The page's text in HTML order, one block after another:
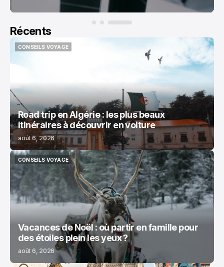
Récents
CONSEILS VOYAGE
Road trip en Algérie : les plus beaux
itinéraires à découvrir en voiture
août 6, 2026
CONSEILS VOYAGE
CONSEILS VOYAGE
Vacances de Noël : où partir en famille pour
des étoiles plein les yeux ?
août 6, 2026